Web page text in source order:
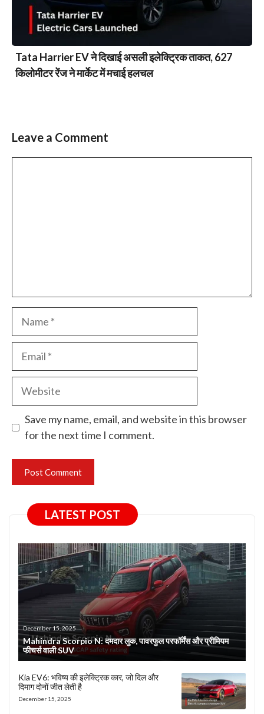
Tata Harrier EV ने दिखाई असली इलेक्ट्रिक ताकत, 627
किलोमीटर रेंज ने मार्केट में मचाई हलचल
Leave a Comment
Save my name, email, and website in this browser
for the next time I comment.
LATEST POST
December 15, 2025
Mahindra Scorpio N: दमदार लुक, पावरफुल परफॉर्मेंस और प्रीमियम
फीचर्स वाली SUV
Kia EV6: भविष्य की इलेक्ट्रिक कार, जो दिल और
दिमाग दोनों जीत लेती है
December 15, 2025